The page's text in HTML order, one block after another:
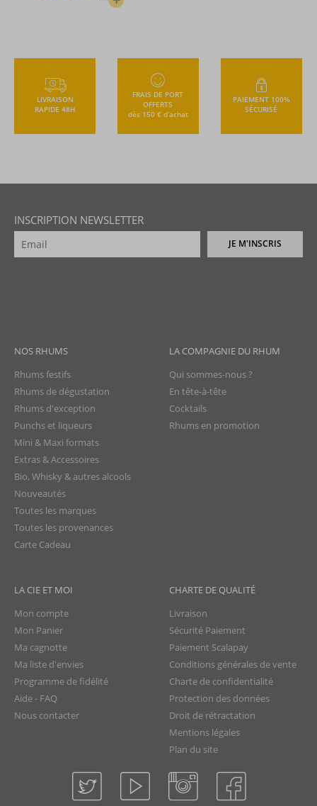
LIVRAISON
RAPIDE 48H
FRAIS DE PORT
OFFERTS
dès 150 € d’achat
PAIEMENT 100%
SÉCURISÉ
INSCRIPTION NEWSLETTER
JE M'INSCRIS
NOS RHUMS
Rhums festifs
Rhums de dégustation
Rhums d'exception
Punchs et liqueurs
Mini & Maxi formats
Extras & Accessoires
Bio, Whisky & autres alcools
Nouveautés
Toutes les marques
Toutes les provenances
Carte Cadeau
LA COMPAGNIE DU RHUM
Qui sommes-nous ?
En tête-à-tête
Cocktails
Rhums en promotion
LA CIE ET MOI
Mon compte
Mon Panier
Ma cagnotte
Ma liste d'envies
Programme de fidélité
Aide - FAQ
Nous contacter
CHARTE DE QUALITÉ
Livraison
Sécurité Paiement
Paiement Scalapay
Conditions générales de vente
Charte de confidentialité
Protection des données
Droit de rétractation
Mentions légales
Plan du site